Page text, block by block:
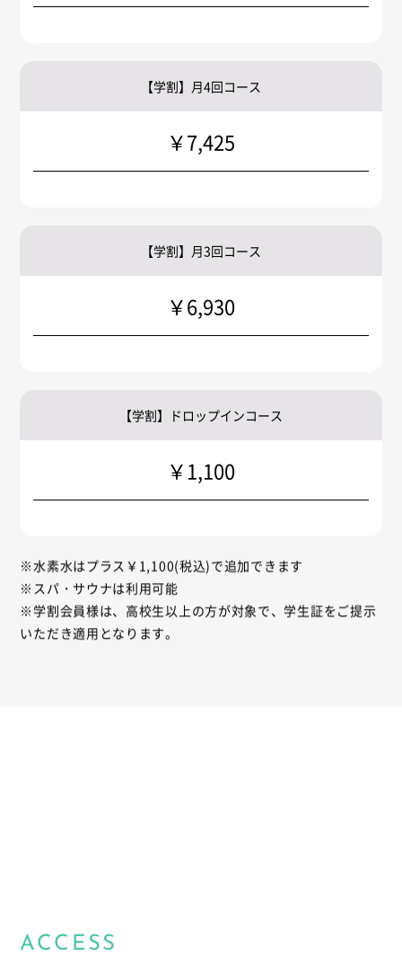
【学割】月4回コース
￥7,425
【学割】月3回コース
￥6,930
【学割】ドロップインコース
￥1,100
※水素水はプラス￥1,100(税込)で追加できます
※スパ・サウナは利用可能
※学割会員様は、高校生以上の方が対象で、学生証をご提示
いただき適用となります。
ACCESS